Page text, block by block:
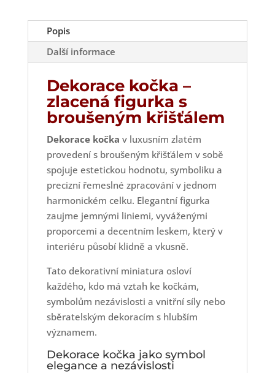
Popis
Další informace
Dekorace kočka –
zlacená figurka s
broušeným křišťálem
Dekorace kočka v luxusním zlatém
provedení s broušeným křišťálem v sobě
spojuje estetickou hodnotu, symboliku a
precizní řemeslné zpracování v jednom
harmonickém celku. Elegantní figurka
zaujme jemnými liniemi, vyváženými
proporcemi a decentním leskem, který v
interiéru působí klidně a vkusně.
Tato dekorativní miniatura osloví
každého, kdo má vztah ke kočkám,
symbolům nezávislosti a vnitřní síly nebo
sběratelským dekoracím s hlubším
významem.
Dekorace kočka jako symbol
elegance a nezávislosti